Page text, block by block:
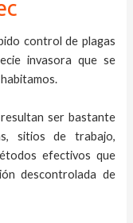
control de plagas
invasora que se
ser bastante
sitios de trabajo,
efectivos que
descontrolada de